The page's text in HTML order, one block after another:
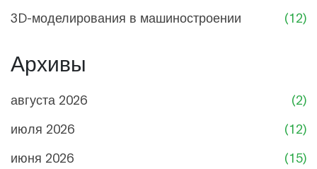
3D-моделирования в машиностроении
(12)
Архивы
августа 2026
(2)
июля 2026
(12)
июня 2026
(15)